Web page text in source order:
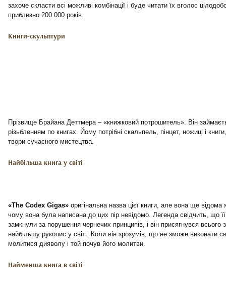
захоче скласти всі можливі комбінації і буде читати їх вголос
приблизно 200 000 років.
Книги-скульптури
Прізвище Брайана Деттмера – «книжковий потрошитель». Він
різьбленням по книгах. Йому потрібні скальпель, пінцет, ножиці і
твори сучасного мистецтва.
Найбільша книга у світі
«The Codex Gigas» оригінальна назва цієї книги, але вона ще відома
чому вона була написана до цих пір невідомо. Легенда свідчить, що
замкнули за порушення чернечих принципів, і він присягнувся всього
найбільшу рукопис у світі. Коли він зрозумів, що не зможе виконати
молитися дияволу і той почув його молитви.
Найменша книга в світі